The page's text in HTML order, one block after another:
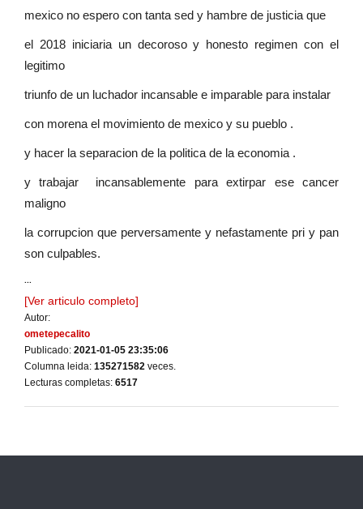
mexico no espero con tanta sed y hambre de justicia que
el 2018 iniciaria un decoroso y honesto regimen con el
legitimo
triunfo de un luchador incansable e imparable para instalar
con morena el movimiento de mexico y su pueblo .
y hacer la separacion de la politica de la economia .
y trabajar incansablemente para extirpar ese cancer
maligno
la corrupcion que perversamente y nefastamente pri y pan
son culpables.
...
[Ver articulo completo]
Autor:
ometepecalito
Publicado: 2021-01-05 23:35:06
Columna leida: 135271582 veces.
Lecturas completas: 6517